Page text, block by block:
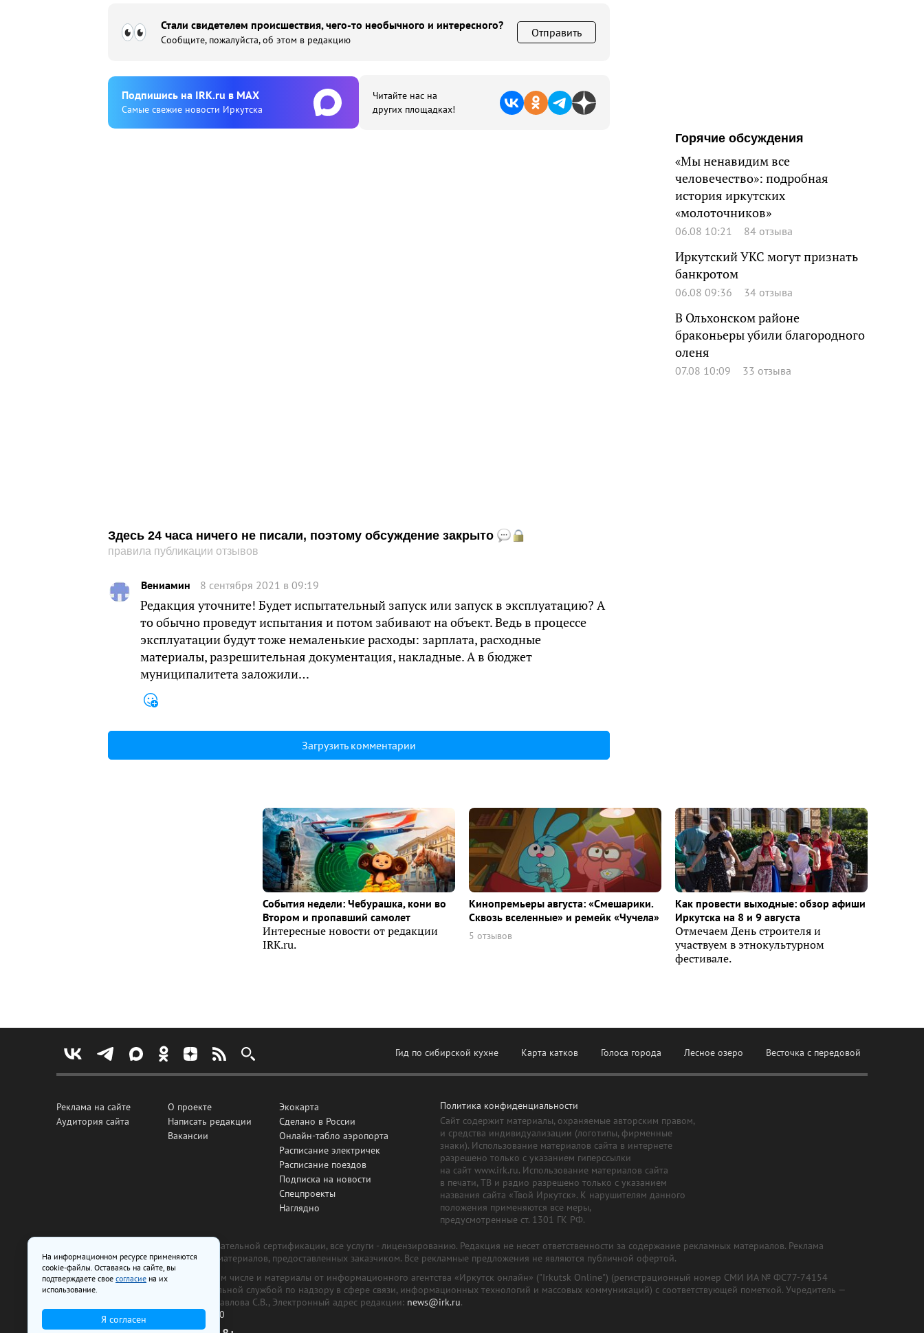
Стали свидетелем происшествия, чего-то необычного и интересного?
Сообщите, пожалуйста, об этом в редакцию
Отправить
Подпишиcь на IRK.ru в MAX
Cамые свежие новости Иркутска
Читайте нас на
других площадках!
Здесь 24 часа ничего не писали, поэтому обсуждение закрыто
правила публикации отзывов
Вениамин 8 сентября 2021 в 09:19
Редакция уточните! Будет испытательный запуск или запуск в эксплуатацию? А
то обычно проведут испытания и потом забивают на объект. Ведь в процессе
эксплуатации будут тоже немаленькие расходы: зарплата, расходные
материалы, разрешительная документация, накладные. А в бюджет
муниципалитета заложили…
Загрузить комментарии
Горячие обсуждения
«Мы ненавидим все
человечество»: подробная
история иркутских
«молоточников»
06.08 10:21 84 отзыва
Иркутский УКС могут признать
банкротом
06.08 09:36 34 отзыва
В Ольхонском районе
браконьеры убили благородного
оленя
07.08 10:09 33 отзыва
События недели: Чебурашка, кони во
Втором и пропавший самолет
Интересные новости от редакции
IRK.ru.
Кинопремьеры августа: «Смешарики.
Сквозь вселенные» и ремейк «Чучела»
5 отзывов
Как провести выходные: обзор афиши
Иркутска на 8 и 9 августа
Отмечаем День строителя и
участвуем в этнокультурном
фестивале.
Гид по сибирской кухне Карта катков Голоса города Лесное озеро Весточка с передовой
Реклама на сайте
Аудитория сайта
О проекте
Написать редакции
Вакансии
Экокарта
Сделано в России
Онлайн-табло аэропорта
Расписание электричек
Расписание поездов
Подписка на новости
Спецпроекты
Наглядно
Политика конфиденциальности
Сайт содержит материалы, охраняемые авторским правом,
и средства индивидуализации (логотипы, фирменные
знаки). Использование материалов сайта в интернете
разрешено только с указанием гиперссылки
на сайт www.irk.ru. Использование материалов сайта
в печати, ТВ и радио разрешено только с указанием
названия сайта «Твой Иркутск». К нарушителям данного
положения применяются все меры,
предусмотренные ст. 1301 ГК РФ.
Все рекламные товары подлежат обязательной сертификации, все услуги - лицензированию. Редакция не несет ответственности за содержание рекламных материалов. Реклама
изготовлена и размещена на основе материалов, предоставленных заказчиком. Все рекламные предложения не являются публичной офертой.
На сайте www.irk.ru размещаются в том числе и материалы от информационного агентства «Иркутск онлайн» ("Irkutsk Online") (регистрационный номер СМИ ИА № ФС77-74154
от 29 октября 2018 г., выдан Федеральной службой по надзору в сфере связи, информационных технологий и массовых коммуникаций) с соответствующей пометкой. Учредитель —
ООО «Ирк.ру». Главный редактор — Павлова С.В., Электронный адрес редакции: news@irk.ru.
Телефон редакции:
+7 (3952) 48-88-50
На информационном ресурсе применяются
cookie-файлы. Оставаясь на сайте, вы
подтверждаете свое согласие на их
использование.
Я согласен